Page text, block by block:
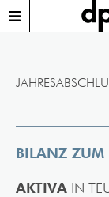
BILANZ ZUM
AKTIVA IN